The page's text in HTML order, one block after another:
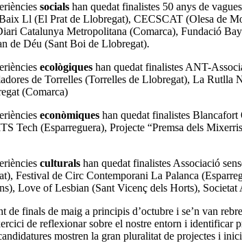
socials han quedat finalistes 50 anys de
Ll (El Prat de Llobregat), CECSCAT (Olesa de
Catalunya Metropolitana (Comarca), Fundació
de Déu (Sant Boi de Llobregat).
ecològiques han quedat finalistes ANT-
de Torrelles (Torrelles de Llobregat), La
(Comarca)
econòmiques han quedat finalistes
Tech (Esparreguera), Projecte “Premsa dels
culturals han quedat finalistes Associació
Festival de Circ Contemporani La Palanca
Love of Lesbian (Sant Vicenç dels Horts),
de finals de maig a principis d’octubre i se’n van
de reflexionar sobre el nostre entorn i identificar
mostren la gran pluralitat de projectes i